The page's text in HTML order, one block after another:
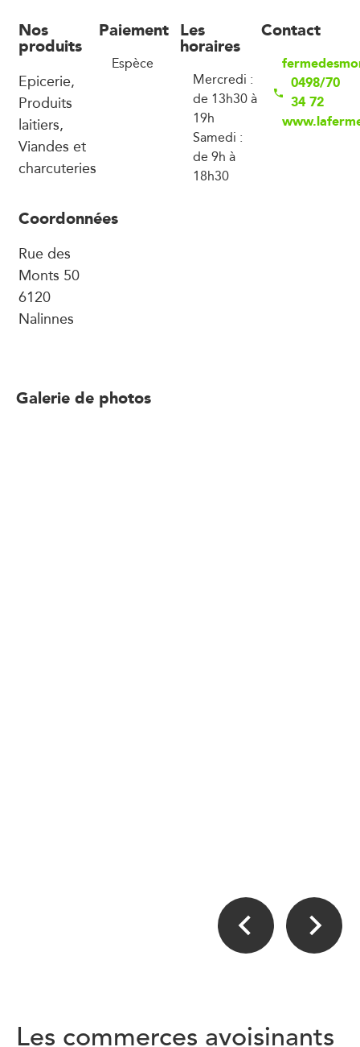
Nos
produits
Epicerie,
Produits
laitiers,
Viandes et
charcuteries
Paiement
Espèce
Les
horaires
Mercredi :
de 13h30 à
19h
Samedi :
de 9h à
18h30
Contact
0498/70
34 72
Coordonnées
Rue des
Monts 50
6120
Nalinnes
Galerie de photos
Les commerces avoisinants